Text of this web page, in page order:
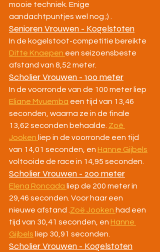
mooie techniek. Enige
aandachtpuntjes wel nog ;) .
Senioren Vrouwen - Kogelstoten
In de kogelstoot-competitie bereikte
Ditte Knaepen een seizoensbeste
afstand van 8,52 meter.
Scholier Vrouwen - 100 meter
In de voorronde van de 100 meter liep
Eliane Mvuemba een tijd van 13,46
seconden, waarna ze in de finale
13,62 seconden behaalde. Zoë
Jooken liep in de voorronde een tijd
van 14,01 seconden, en Hanne Gijbels
voltooide de race in 14,95 seconden.
Scholier Vrouwen - 200 meter
Elena Roncada liep de 200 meter in
29,46 seconden. Voor haar een
nieuwe afstand . Zoë Jooken had een
tijd van 30,41 seconden, en Hanne
Gijbels liep 30,91 seconden.
Scholier Vrouwen - Kogelstoten